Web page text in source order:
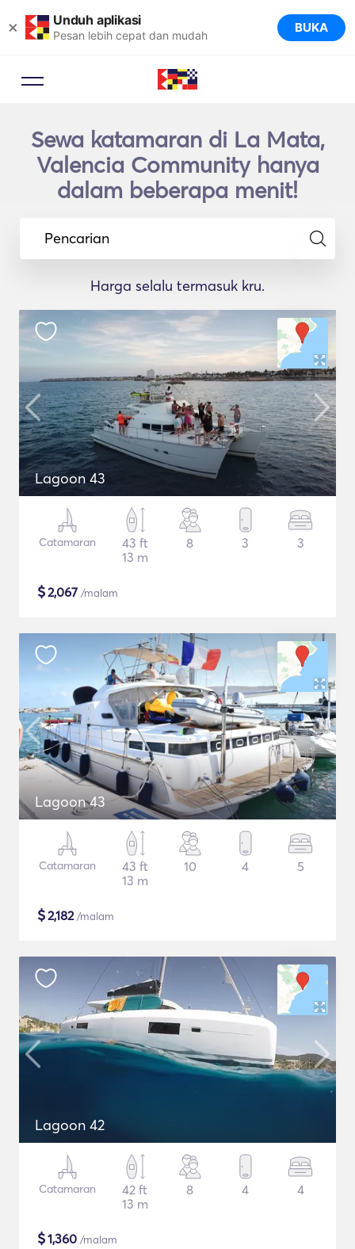
× Unduh aplikasi
Pesan lebih cepat dan mudah BUKA
Sewa katamaran di La Mata,
Valencia Community hanya
dalam beberapa menit!
Pencarian
Harga selalu termasuk kru.
Lagoon 43
Catamaran
43 ft
13 m
8 3 3
$2,067 /malam
Lagoon 43
Catamaran
43 ft
13 m
10 4 5
$2,182/malam
Lagoon 42
Catamaran
42 ft
13 m
8 4 4
$1,360 /malam